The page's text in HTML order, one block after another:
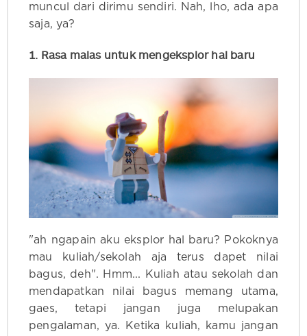
muncul dari dirimu sendiri. Nah, lho, ada apa
saja, ya?
1. Rasa malas untuk mengeksplor hal baru
"ah ngapain aku eksplor hal baru? Pokoknya
mau kuliah/sekolah aja terus dapet nilai
bagus, deh". Hmm... Kuliah atau sekolah dan
mendapatkan nilai bagus memang utama,
gaes, tetapi jangan juga melupakan
pengalaman, ya. Ketika kuliah, kamu jangan